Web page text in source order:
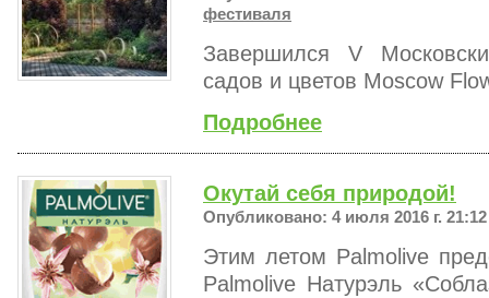
фестиваля
Завершился V
садов и цветов Moscow
Подробнее
Окутай себя природой!
Опубликовано: 4 июля 2016 г.
Этим летом Palmolive
Palmolive Натурэль